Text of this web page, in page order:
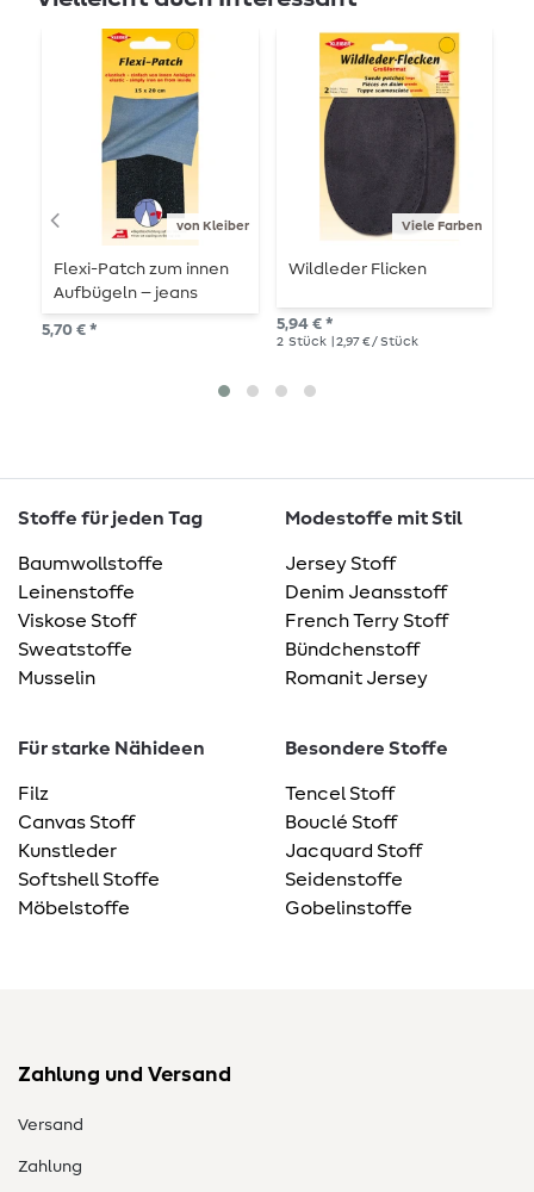
von Kleiber
Flexi-Patch zum innen
Aufbügeln – jeans
dunkel
5,70 € *
Viele Farben
Wildleder Flicken
5,94 € *
2 Stück | 2,97 € / Stück
Stoffe für jeden Tag
Baumwollstoffe
Leinenstoffe
Viskose Stoff
Sweatstoffe
Musselin
Modestoffe mit Stil
Jersey Stoff
Denim Jeansstoff
French Terry Stoff
Bündchenstoff
Romanit Jersey
Für starke Nähideen
Filz
Canvas Stoff
Kunstleder
Softshell Stoffe
Möbelstoffe
Besondere Stoffe
Tencel Stoff
Bouclé Stoff
Jacquard Stoff
Seidenstoffe
Gobelinstoffe
Zahlung und Versand
Versand
Zahlung